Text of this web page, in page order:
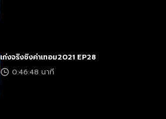
เก่งจริงชิงค่าเทอม2021 EP28
0:46:48 นาที